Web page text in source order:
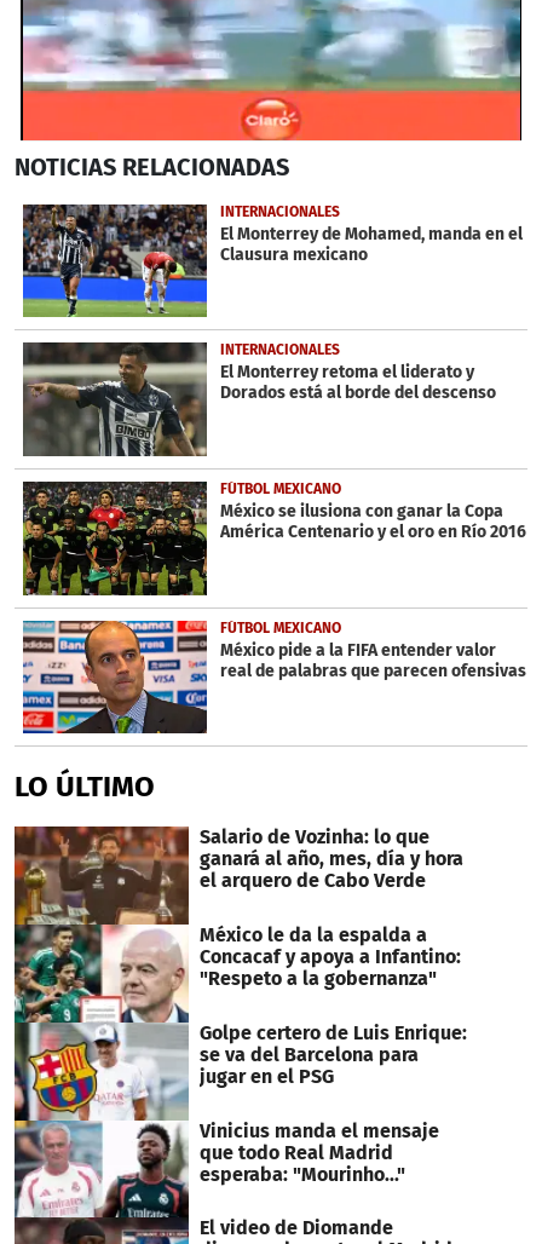
seconds
3
minutes,
3
seconds
NOTICIAS RELACIONADAS
INTERNACIONALES
El Monterrey de Mohamed, manda en el
Clausura mexicano
INTERNACIONALES
El Monterrey retoma el liderato y
Dorados está al borde del descenso
FÚTBOL MEXICANO
México se ilusiona con ganar la Copa
América Centenario y el oro en Río 2016
FÚTBOL MEXICANO
México pide a la FIFA entender valor
real de palabras que parecen ofensivas
LO ÚLTIMO
Salario de Vozinha: lo que
ganará al año, mes, día y hora
el arquero de Cabo Verde
México le da la espalda a
Concacaf y apoya a Infantino:
"Respeto a la gobernanza"
Golpe certero de Luis Enrique:
se va del Barcelona para
jugar en el PSG
Vinicius manda el mensaje
que todo Real Madrid
esperaba: "Mourinho..."
El video de Diomande